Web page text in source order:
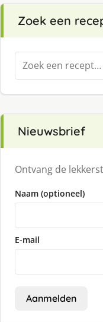
Zoek een
Zoeken
naar:
Nieuwsbrief
Ontvang de
Naam (optioneel)
E-mail
Aanmelden